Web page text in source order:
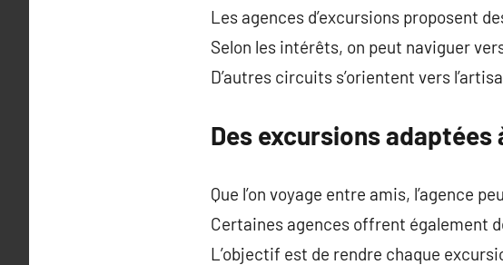
Les agences d’excursions proposent
Selon les intérêts, on peut naviguer
D’autres circuits s’orientent vers
Des excursions
Que l’on voyage entre amis, l’agence
Certaines agences offrent également
L’objectif est de rendre chaque